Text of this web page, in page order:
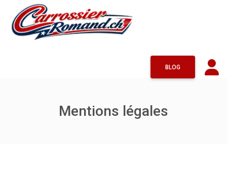
BLOG
Mentions légales